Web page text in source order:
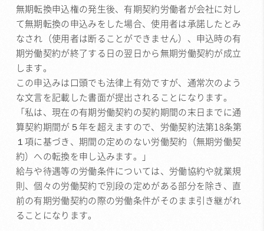
無期転換申込権の発生後、有期契約労働者が会社に対し
て無期転換の申込みをした場合、使用者は承諾したとみ
なされ（使用者は断ることができません）、申込時の有
期労働契約が終了する日の翌日から無期労働契約が成立
します。
この申込みは口頭でも法律上有効ですが、通常次のよう
な文言を記載した書面が提出されることになります。
「私は、現在の有期労働契約の契約期間の末日までに通
算契約期間が５年を超えますので、労働契約法第18条第
１項に基づき、期間の定めのない労働契約（無期労働契
約）への転換を申し込みます。」
給与や待遇等の労働条件については、労働協約や就業規
則、個々の労働契約で別段の定めがある部分を除き、直
前の有期労働契約の際の労働条件がそのまま引き継がれ
ることになります。